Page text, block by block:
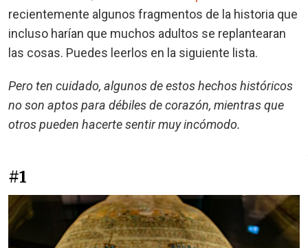
recientemente algunos fragmentos de la historia que
incluso harían que muchos adultos se replantearan
las cosas. Puedes leerlos en la siguiente lista.
Pero ten cuidado, algunos de estos hechos históricos
no son aptos para débiles de corazón, mientras que
otros pueden hacerte sentir muy incómodo.
#1